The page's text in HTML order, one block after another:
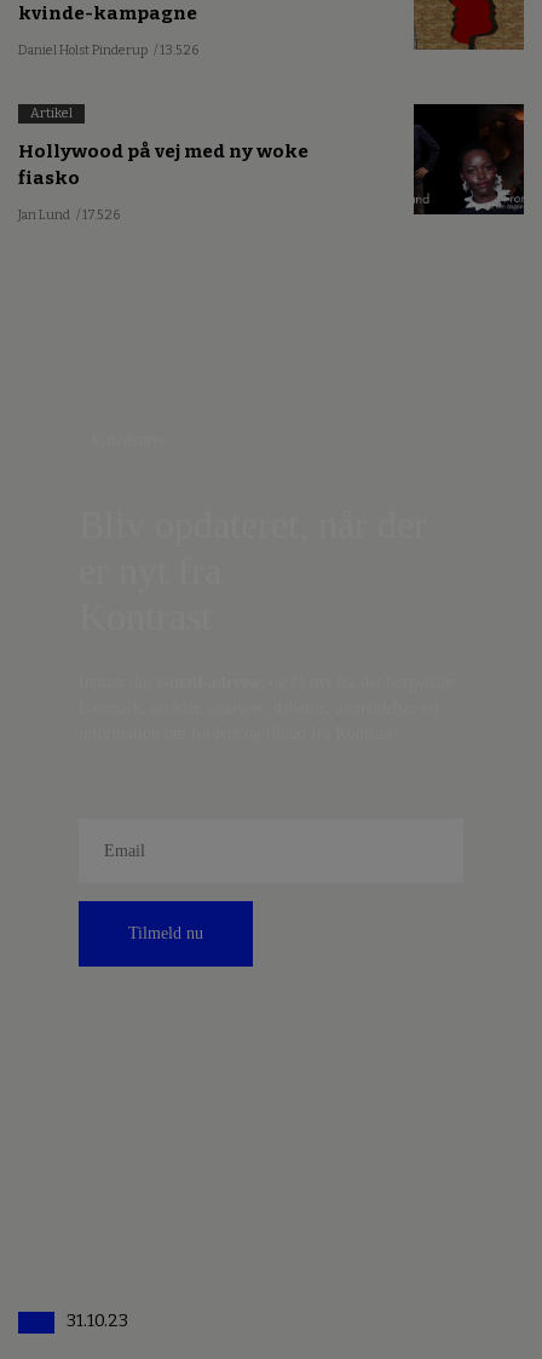
kvinde-kampagne
Daniel Holst Pinderup / 13.5.26
Artikel
Hollywood på vej med ny woke
fiasko
Jan Lund / 17.5.26
Tilmeld nu
31.10.23